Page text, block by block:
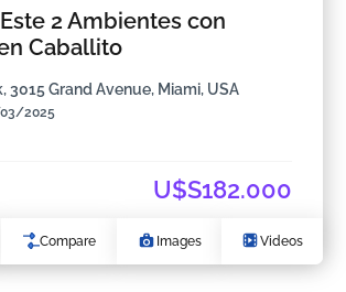
2 Ambientes con
Caballito
3015 Grand Avenue, Miami, USA
2025
U$S182.000
Compare Images Videos